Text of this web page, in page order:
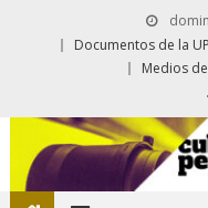
Documentos de la
Medios